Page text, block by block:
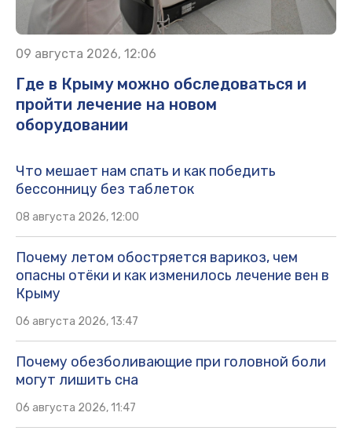
09 августа 2026, 12:06
Где в Крыму можно обследоваться и
пройти лечение на новом
оборудовании
Что мешает нам спать и как победить
бессонницу без таблеток
08 августа 2026, 12:00
Почему летом обостряется варикоз, чем
опасны отёки и как изменилось лечение вен в
Крыму
06 августа 2026, 13:47
Почему обезболивающие при головной боли
могут лишить сна
06 августа 2026, 11:47